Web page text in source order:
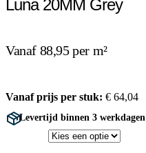
Luna 20MM Grey
Vanaf 88,95 per m²
Vanaf prijs per stuk: € 64,04
Levertijd binnen 3 werkdagen